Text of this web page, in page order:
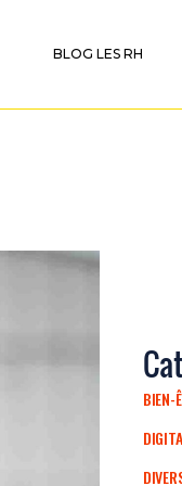
BLOG LES RH
BIEN-